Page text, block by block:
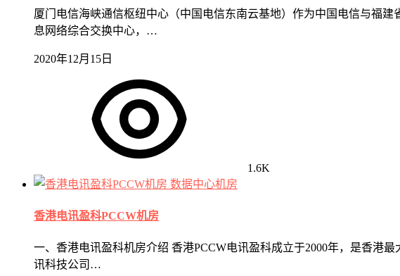
厦门电信海峡通信枢纽中心（中国电信东南云基地）作为中国电信与福
息网络综合交换中心，…
2020年12月15日
1.6K
数据中心机房
香港电讯盈科PCCW机房
一、香港电讯盈科机房介绍 香港PCCW电讯盈科成立于2000年，是香港
讯科技公司…